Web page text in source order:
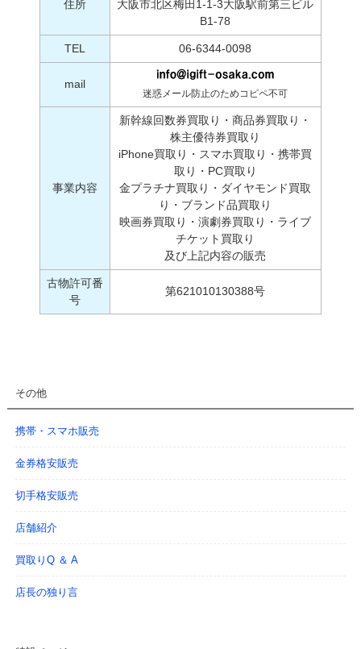
住所
大阪市北区梅田1-1-3大阪駅前第三ビル
B1-78
TEL 06-6344-0098
mail
迷惑メール防止のためコピペ不可
事業内容
新幹線回数券買取り・商品券買取り・
株主優待券買取り
iPhone買取り・スマホ買取り・携帯買
取り・PC買取り
金プラチナ買取り・ダイヤモンド買取
り・ブランド品買取り
映画券買取り・演劇券買取り・ライブ
チケット買取り
及び上記内容の販売
古物許可番
号
第621010130388号
その他
携帯・スマホ販売
金券格安販売
切手格安販売
店舗紹介
買取りQ ＆ A
店長の独り言